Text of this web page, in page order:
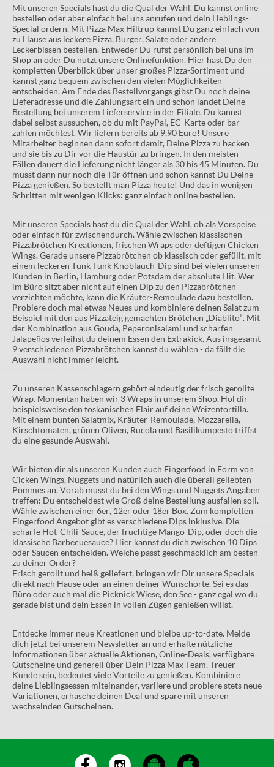
Mit unseren Specials hast du die Qual der Wahl. Du kannst online
bestellen oder aber einfach bei uns anrufen und dein Lieblings-
Special ordern. Mit Pizza Max Hiltrup kannst Du ganz einfach von
zu Hause aus leckere Pizza, Burger, Salate oder andere
Leckerbissen bestellen. Entweder Du rufst persönlich bei uns im
Shop an oder Du nutzt unsere Onlinefunktion. Hier hast Du den
kompletten Überblick über unser großes Pizza-Sortiment und
kannst ganz bequem zwischen den vielen Möglichkeiten
entscheiden. Am Ende des Bestellvorgangs gibst Du noch deine
Lieferadresse und die Zahlungsart ein und schon landet Deine
Bestellung bei unserem Lieferservice in der Filiale. Du kannst
dabei selbst aussuchen, ob du mit PayPal, EC-Karte oder bar
zahlen möchtest. Wir liefern bereits ab 9,90 Euro! Unsere
Mitarbeiter beginnen dann sofort damit, Deine Pizza zu backen
und sie bis zu Dir vor die Haustür zu bringen. In den meisten
Fällen dauert die Lieferung nicht länger als 30 bis 45 Minuten. Du
musst dann nur noch die Tür öffnen und schon kannst Du Deine
Pizza genießen. So bestellt man Pizza heute! Und das in wenigen
Schritten mit wenigen Klicks: ganz einfach online bestellen.
Mit unseren Specials hast du die Qual der Wahl, ob als Vorspeise
oder einfach für zwischendurch. Wähle zwischen klassischen
Pizzabrötchen Kreationen, frischen Wraps oder deftigen Chicken
Wings. Gerade unsere Pizzabrötchen ob klassisch oder gefüllt, mit
einem leckeren Tunk Tunk Knoblauch-Dip sind bei vielen unseren
Kunden in Berlin, Hamburg oder Potsdam der absolute Hit. Wer
im Büro sitzt aber nicht auf einen Dip zu den Pizzabrötchen
verzichten möchte, kann die Kräuter-Remoulade dazu bestellen.
Probiere doch mal etwas Neues und kombiniere deinen Salat zum
Beispiel mit den aus Pizzateig gemachten Brötchen „Diablito“. Mit
der Kombination aus Gouda, Peperonisalami und scharfen
Jalapeños verleihst du deinem Essen den Extrakick. Aus insgesamt
9 verschiedenen Pizzabrötchen kannst du wählen - da fällt die
Auswahl nicht immer leicht.
Zu unseren Kassenschlagern gehört eindeutig der frisch gerollte
Wrap. Momentan haben wir 3 Wraps in unserem Shop. Hol dir
beispielsweise den toskanischen Flair auf deine Weizentortilla.
Mit einem bunten Salatmix, Kräuter-Remoulade, Mozzarella,
Kirschtomaten, grünen Oliven, Rucola und Basilikumpesto triffst
du eine gesunde Auswahl.
Wir bieten dir als unseren Kunden auch Fingerfood in Form von
Cicken Wings, Nuggets und natürlich auch die überall geliebten
Pommes an. Vorab musst du bei den Wings und Nuggets Angaben
treffen: Du entscheidest wie Groß deine Bestellung ausfallen soll.
Wähle zwischen einer 6er, 12er oder 18er Box. Zum kompletten
Fingerfood Angebot gibt es verschiedene Dips inklusive. Die
scharfe Hot-Chili-Sauce, der fruchtige Mango-Dip, oder doch die
klassische Barbecuesauce? Hier kannst du dich zwischen 10 Dips
oder Saucen entscheiden. Welche passt geschmacklich am besten
zu deiner Order?
Frisch gerollt und heiß geliefert, bringen wir Dir unsere Specials
direkt nach Hause oder an einen deiner Wunschorte. Sei es das
Büro oder auch mal die Picknick Wiese, den See - ganz egal wo du
gerade bist und dein Essen in vollen Zügen genießen willst.
Entdecke immer neue Kreationen und bleibe up-to-date. Melde
dich jetzt bei unserem Newsletter an und erhalte nützliche
Informationen über aktuelle Aktionen, Online-Deals, verfügbare
Gutscheine und generell über Dein Pizza Max Team. Treuer
Kunde sein, bedeutet viele Vorteile zu genießen. Kombiniere
deine Lieblingsessen miteinander, variiere und probiere stets neue
Variationen, erhasche deinen Deal und spare mit unseren
wechselnden Gutscheinen.